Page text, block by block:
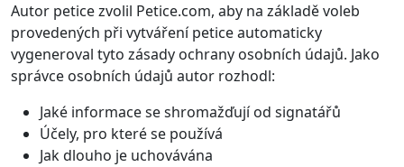
Autor petice zvolil Petice.com, aby na základě voleb
provedených při vytváření petice automaticky
vygeneroval tyto zásady ochrany osobních údajů. Jako
správce osobních údajů autor rozhodl:
Jaké informace se shromažďují od signatářů
Účely, pro které se používá
Jak dlouho je uchovávána